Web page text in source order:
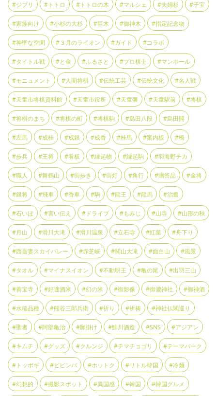
#ジブリ #トトロ #トトロの木 #マルシェ #夫婦杉 #子宝
#家族向け #小杉の大杉 #巨木 #御神木 #指定記念物
#神聖な空間 #３月のライオン #ガイド #コラボ
#タイトル戦 #と金 #ふるさと #プロ棋士 #マンホール
#モニュメント #人間将棋 #伝統工芸 #伝統文化 #名人戦
#天童市将棋資料館 #天童市役所 #天童藩 #天童駅前 #将棋
#将棋のまち #将棋の町 #将棋駒 #島田八段 #島田開
#左馬 #成桂 #成銀 #成香 #桂馬 #案内板 #橋
#歩兵 #王将 #看板 #縁起物 #縁起駒 #羽海野チカ
#職人 #舞鶴山 #街歩き #街灯 #角行 #贈答品 #金将
#銀将 #飛車 #香車 #駒 #龍王 #龍馬 #治癒
#石いぼ #言い伝え #ドライブ #もみじ #山寺 #山形の秋
#月山 #滑川大滝 #滑川温泉 #立石寺 #紅葉 #舟下り
#西吾妻スカイバレー #赤芝峡 #関山大滝 #面白山 #風景
#タオル #マイナスイオン #不動明王 #亀の尾 #出羽三山
#善宝寺 #好適酒米 #幻の米 #御影像 #御瀧神社 #御神酒
#水稲品種 #熊谷三郎兵衛 #祈り #祈祷 #神社仏閣巡り
#聖者 #阿部亀治 #願掛け #鯉川酒造 #SNS #アジアン
#キムチ #グッズ #クルンジ #チマチョゴリ #テーマパーク
#トッポギ #ビビンバ #ホットク #リトル韓国 #冷麺
#幻想的 #撮影スポット #異国感 #韓国 #韓国グルメ